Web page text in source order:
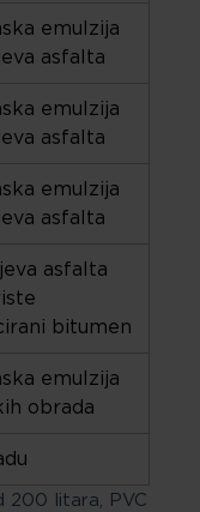
emulzija
asfalta
emulzija
asfalta
emulzija
asfalta
asfalta
bitumen
emulzija
obrada
200 litara, PVC